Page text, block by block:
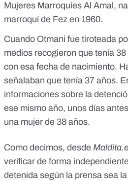
Mujeres Marroquíes Al Amal,
marroquí de Fez en 1960.
Cuando Otmani fue tiroteada
medios recogieron que tenía 38
con esa fecha de nacimiento.
señalaban que tenía 37 años.
informaciones sobre la
ese mismo año, unos días
una mujer de 38 años.
Como decimos, desde
verificar de forma
detenida según la prensa sea